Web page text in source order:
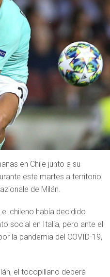
en Chile junto a su
este martes a territorio
de Milán.
chileno había decidido
social en Italia, pero ante el
la pandemia del COVID-19,
el tocopillano deberá